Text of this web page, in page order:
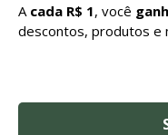
A cada R$ 1, você
descontos, produtos e